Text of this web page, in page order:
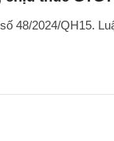
48/2024/QH15.